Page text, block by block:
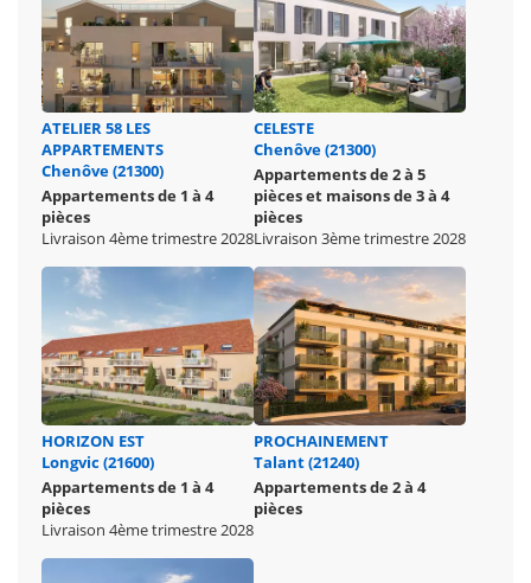
ATELIER 58 LES
APPARTEMENTS
Chenôve (21300)
Appartements de 1 à 4
pièces
Livraison 4ème trimestre 2028
CELESTE
Chenôve (21300)
Appartements de 2 à 5
pièces et maisons de 3 à 4
pièces
Livraison 3ème trimestre 2028
HORIZON EST
Longvic (21600)
Appartements de 1 à 4
pièces
Livraison 4ème trimestre 2028
PROCHAINEMENT
Talant (21240)
Appartements de 2 à 4
pièces